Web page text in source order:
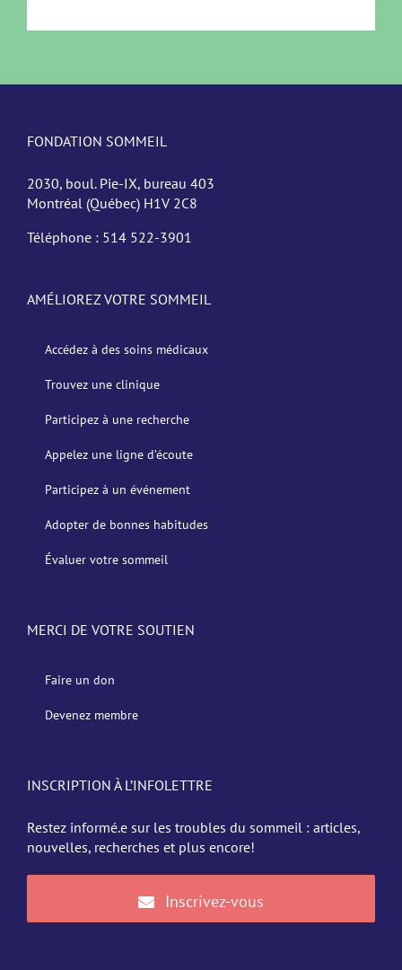
FONDATION SOMMEIL
2030, boul. Pie-IX, bureau 403
Montréal (Québec) H1V 2C8
Téléphone : 514 522-3901
AMÉLIOREZ VOTRE SOMMEIL
Accédez à des soins médicaux
Trouvez une clinique
Participez à une recherche
Appelez une ligne d’écoute
Participez à un événement
Adopter de bonnes habitudes
Évaluer votre sommeil
MERCI DE VOTRE SOUTIEN
Faire un don
Devenez membre
INSCRIPTION À L’INFOLETTRE
Restez informé.e sur les troubles du sommeil : articles,
nouvelles, recherches et plus encore!
Inscrivez-vous